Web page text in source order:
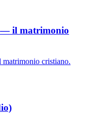
— il matrimonio
matrimonio cristiano.